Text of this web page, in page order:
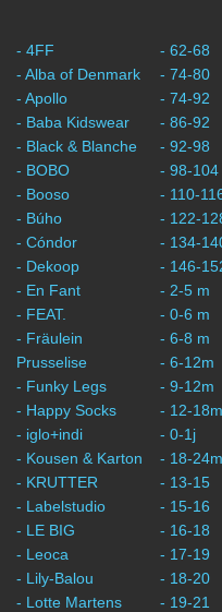
- 4FF
- Alba of Denmark
- Apollo
- Baba Kidswear
- Black & Blanche
- BOBO
- Booso
- Búho
- Cóndor
- Dekoop
- En Fant
- FEAT.
- Fräulein
Prusselise
- Funky Legs
- Happy Socks
- iglo+indi
- Kousen & Karton
- KRUTTER
- Labelstudio
- LE BIG
- Leoca
- Lily-Balou
- Lotte Martens
- 62-68
- 74-80
- 74-92
- 86-92
- 92-98
- 98-104
- 110-
- 122-
- 134-
- 146-
- 2-5 m
- 0-6 m
- 6-8 m
- 6-12m
- 9-12m
- 12-18m
- 0-1j
- 18-24m
- 13-15
- 15-16
- 16-18
- 17-19
- 18-20
- 19-21